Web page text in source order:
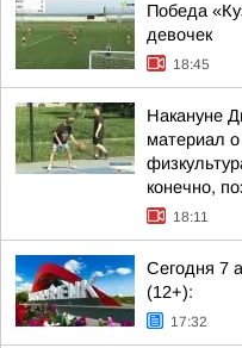
Победа
девочек
18:45
Накануне
материал
конечно,
18:11
Сегодня 7
(12+):
17:32